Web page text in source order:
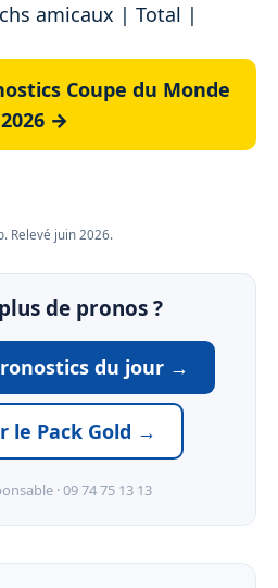
amicaux | Total |
Coupe du Monde
2026 →
Relevé juin 2026.
de pronos ?
du jour →
le Pack Gold →
· 09 74 75 13 13